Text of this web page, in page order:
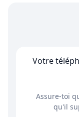
Votre
Assure-toi
qu'il